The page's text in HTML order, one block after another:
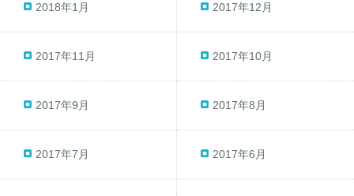
2018年1月 2017年12月
2017年11月 2017年10月
2017年9月 2017年8月
2017年7月 2017年6月